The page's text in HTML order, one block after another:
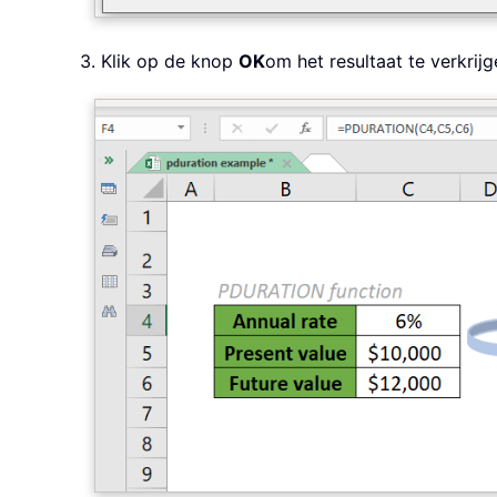
3. Klik op de knop OKom het resultaat te